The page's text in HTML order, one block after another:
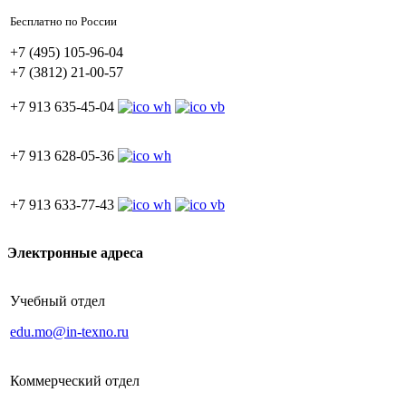
Бесплатно по России
+7 (495) 105-96-04
+7 (3812) 21-00-57
+7 913 635-45-04
+7 913 628-05-36
+7 913 633-77-43
Электронные адреса
Учебный отдел
edu.mo@in-texno.ru
Коммерческий отдел